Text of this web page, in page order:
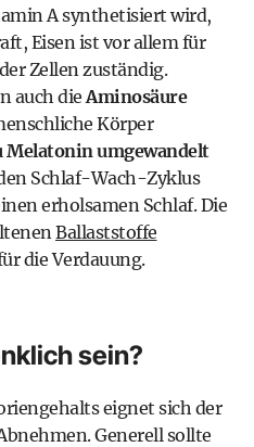
A synthetisiert wird,
Eisen ist vor allem für
Zellen zuständig.
auch dieAminosäure
Körper
Melatonin umgewandelt
Schlaf-Wach-Zyklus
erholsamen Schlaf. Die
Ballaststoffe
die Verdauung.
sein?
eignet sich der
Generell sollte